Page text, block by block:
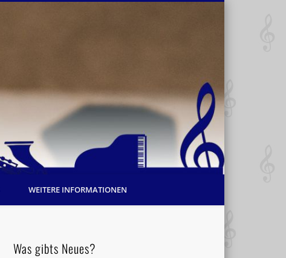
WEITERE INFORMATIONEN
Was gibts Neues?